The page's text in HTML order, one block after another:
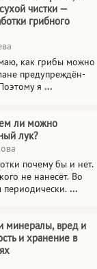
чистки —
грибного
как грибы можно
предупреждён-
я ...
ли можно
лук?
почему бы и нет.
не нанесёт. Во
периодически. ...
минералы, вред и
и хранение в